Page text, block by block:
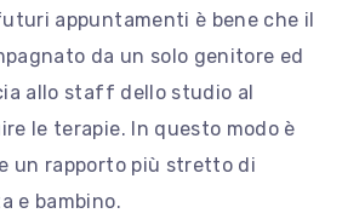
appuntamenti è bene che il
da un solo genitore ed
allo staff dello studio al
le terapie. In questo modo è
un rapporto più stretto di
e bambino.